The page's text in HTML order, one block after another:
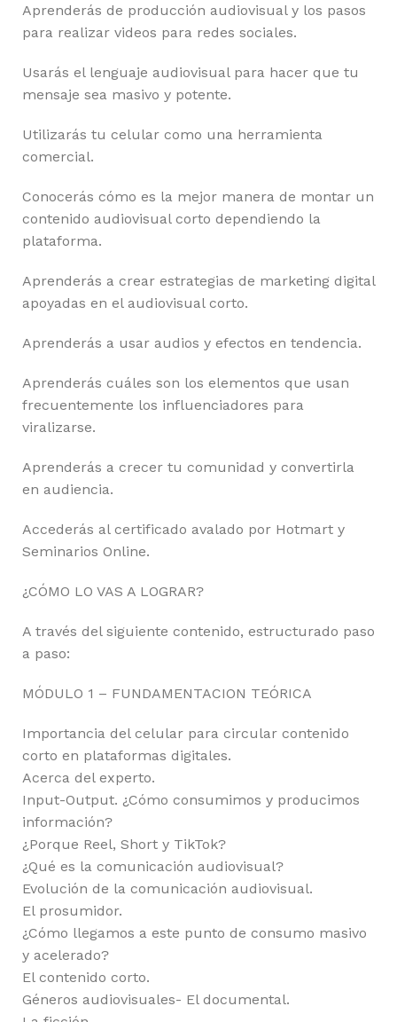
Aprenderás de producción audiovisual y los pasos
para realizar videos para redes sociales.
Usarás el lenguaje audiovisual para hacer que tu
mensaje sea masivo y potente.
Utilizarás tu celular como una herramienta
comercial.
Conocerás cómo es la mejor manera de montar un
contenido audiovisual corto dependiendo la
plataforma.
Aprenderás a crear estrategias de marketing digital
apoyadas en el audiovisual corto.
Aprenderás a usar audios y efectos en tendencia.
Aprenderás cuáles son los elementos que usan
frecuentemente los influenciadores para
viralizarse.
Aprenderás a crecer tu comunidad y convertirla
en audiencia.
Accederás al certificado avalado por Hotmart y
Seminarios Online.
¿CÓMO LO VAS A LOGRAR?
A través del siguiente contenido, estructurado paso
a paso:
MÓDULO 1 – FUNDAMENTACION TEÓRICA
Importancia del celular para circular contenido
corto en plataformas digitales.
Acerca del experto.
Input-Output. ¿Cómo consumimos y producimos
información?
¿Porque Reel, Short y TikTok?
¿Qué es la comunicación audiovisual?
Evolución de la comunicación audiovisual.
El prosumidor.
¿Cómo llegamos a este punto de consumo masivo
y acelerado?
El contenido corto.
Géneros audiovisuales- El documental.